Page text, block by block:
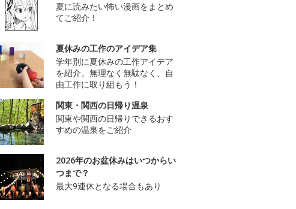
夏に読みたい怖い漫画をまとめ
てご紹介！
夏休みの工作のアイデア集
学年別に夏休みの工作アイデア
を紹介。無理なく無駄なく、自
由工作に取り組もう！
関東・関西の日帰り温泉
関東や関西の日帰りできるおす
すめの温泉をご紹介
2026年のお盆休みはいつからい
つまで？
最大9連休となる場合もあり